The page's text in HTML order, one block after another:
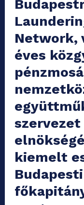
Network,
éves
szervezet
kiemelt